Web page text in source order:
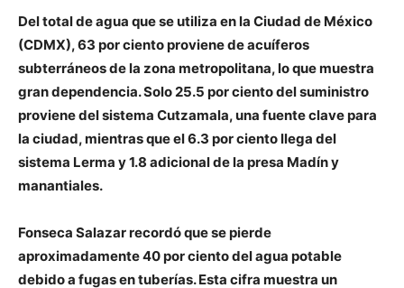
Del total de agua que se utiliza en la Ciudad de México
(CDMX), 63 por ciento proviene de acuíferos
subterráneos de la zona metropolitana, lo que muestra
gran dependencia. Solo 25.5 por ciento del suministro
proviene del sistema Cutzamala, una fuente clave para
la ciudad, mientras que el 6.3 por ciento llega del
sistema Lerma y 1.8 adicional de la presa Madín y
manantiales.
Fonseca Salazar recordó que se pierde
aproximadamente 40 por ciento del agua potable
debido a fugas en tuberías. Esta cifra muestra un